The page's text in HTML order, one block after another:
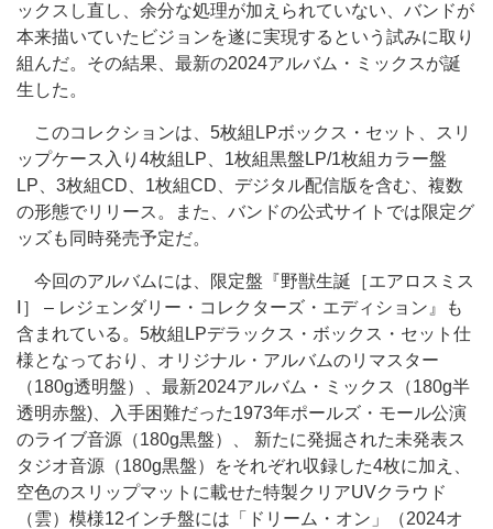
ックスし直し、余分な処理が加えられていない、バンドが
本来描いていたビジョンを遂に実現するという試みに取り
組んだ。その結果、最新の2024アルバム・ミックスが誕
生した。
このコレクションは、5枚組LPボックス・セット、スリ
ップケース入り4枚組LP、1枚組黒盤LP/1枚組カラー盤
LP、3枚組CD、1枚組CD、デジタル配信版を含む、複数
の形態でリリース。また、バンドの公式サイトでは限定グ
ッズも同時発売予定だ。
今回のアルバムには、限定盤『野獣生誕［エアロスミス
Ⅰ］ – レジェンダリー・コレクターズ・エディション』も
含まれている。5枚組LPデラックス・ボックス・セット仕
様となっており、オリジナル・アルバムのリマスター
（180g透明盤）、最新2024アルバム・ミックス（180g半
透明赤盤)、入手困難だった1973年ポールズ・モール公演
のライブ音源（180g黒盤）、 新たに発掘された未発表ス
タジオ音源（180g黒盤）をそれぞれ収録した4枚に加え、
空色のスリップマットに載せた特製クリアUVクラウド
（雲）模様12インチ盤には「ドリーム・オン」（2024オ